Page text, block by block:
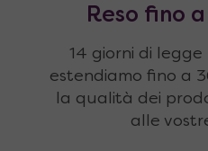
Reso fino
14 giorni di legge
estendiamo fino a
la qualità dei
alle